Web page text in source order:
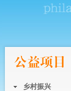
乡村振兴